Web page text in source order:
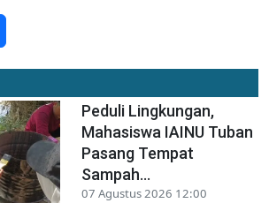
Peduli Lingkungan,
Mahasiswa IAINU Tuban
Pasang Tempat
Sampah...
07 Agustus 2026 12:00